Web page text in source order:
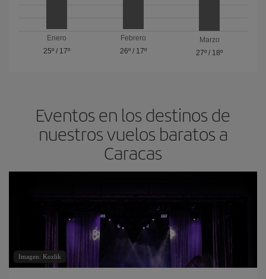
Enero
25º/ 17º
Febrero
26º/ 17º
Marzo
27º / 18º
Eventos en los destinos de
nuestros vuelos baratos a
Caracas
Imagen: Kozlik